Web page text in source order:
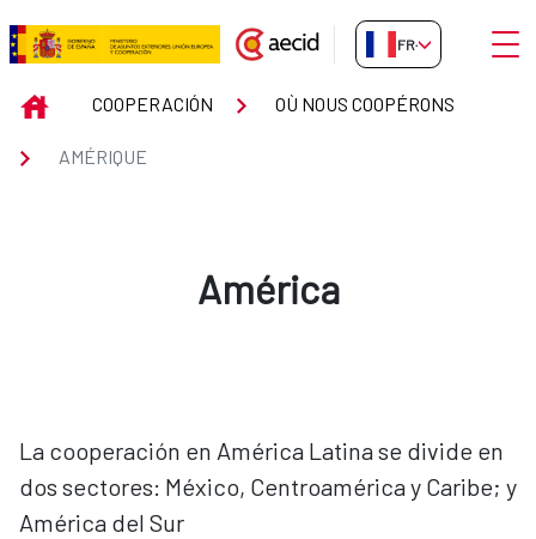
Saut au contenu principal
AMÉRIQUE
FR-FR
INICIOCOOPERACIÓN OÙ NOUS COOPÉRONS
AMÉRIQUE
América
La cooperación en América Latina se divide en
dos sectores: México, Centroamérica y Caribe; y
América del Sur